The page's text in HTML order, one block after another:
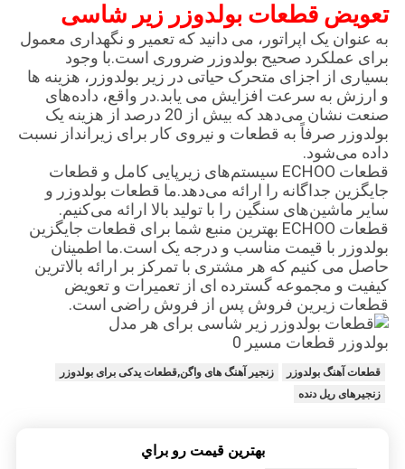
تعویض قطعات بولدوزر زیر شاسی
به عنوان یک اپراتور، می دانید که تعمیر و نگهداری معمول
برای عملکرد صحیح بولدوزر ضروری است.با وجود
بسیاری از اجزای متحرک حیاتی در زیر بولدوزر، هزینه ها
و ارزش به سرعت افزایش می یابد.در واقع، داده‌های
صنعت نشان می‌دهد که بیش از 20 درصد از هزینه یک
بولدوزر صرفاً به قطعات و نیروی کار برای زیرانداز نسبت
داده می‌شود.
قطعات ECHOO سیستم‌های زیرپایی کامل و قطعات
جایگزین جداگانه را ارائه می‌دهد.ما قطعات بولدوزر و
سایر ماشین‌های سنگین را با تولید بالا ارائه می‌کنیم.
قطعات ECHOO بهترین منبع شما برای قطعات جایگزین
بولدوزر با قیمت مناسب و درجه یک است.ما اطمینان
حاصل می کنیم که هر مشتری با تمرکز بر ارائه بالاترین
کیفیت و مجموعه گسترده ای از تعمیرات و تعویض
قطعات زیرین فروش پس از فروش راضی است.
قطعات آهنگ بولدوزر
زنجیر آهنگ های واگن,قطعات یدکی برای بولدوزر
زنجیرهای ریل دنده
بهترين قيمت رو براي